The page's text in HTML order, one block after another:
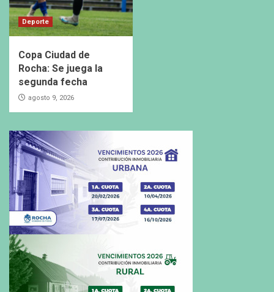
Deporte
Copa Ciudad de
Rocha: Se juega la
segunda fecha
agosto 9, 2026